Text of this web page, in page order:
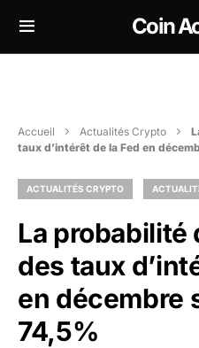
Coin
Accueil Actualités Crypto
taux d’intérêt de la Fed en
ACTUALITÉS CRYPTO
La probabilité
des taux
en décembre
74,5%